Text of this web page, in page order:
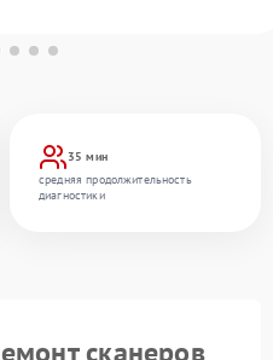
35 мин
средняя продолжительность
диагностики
сканеров